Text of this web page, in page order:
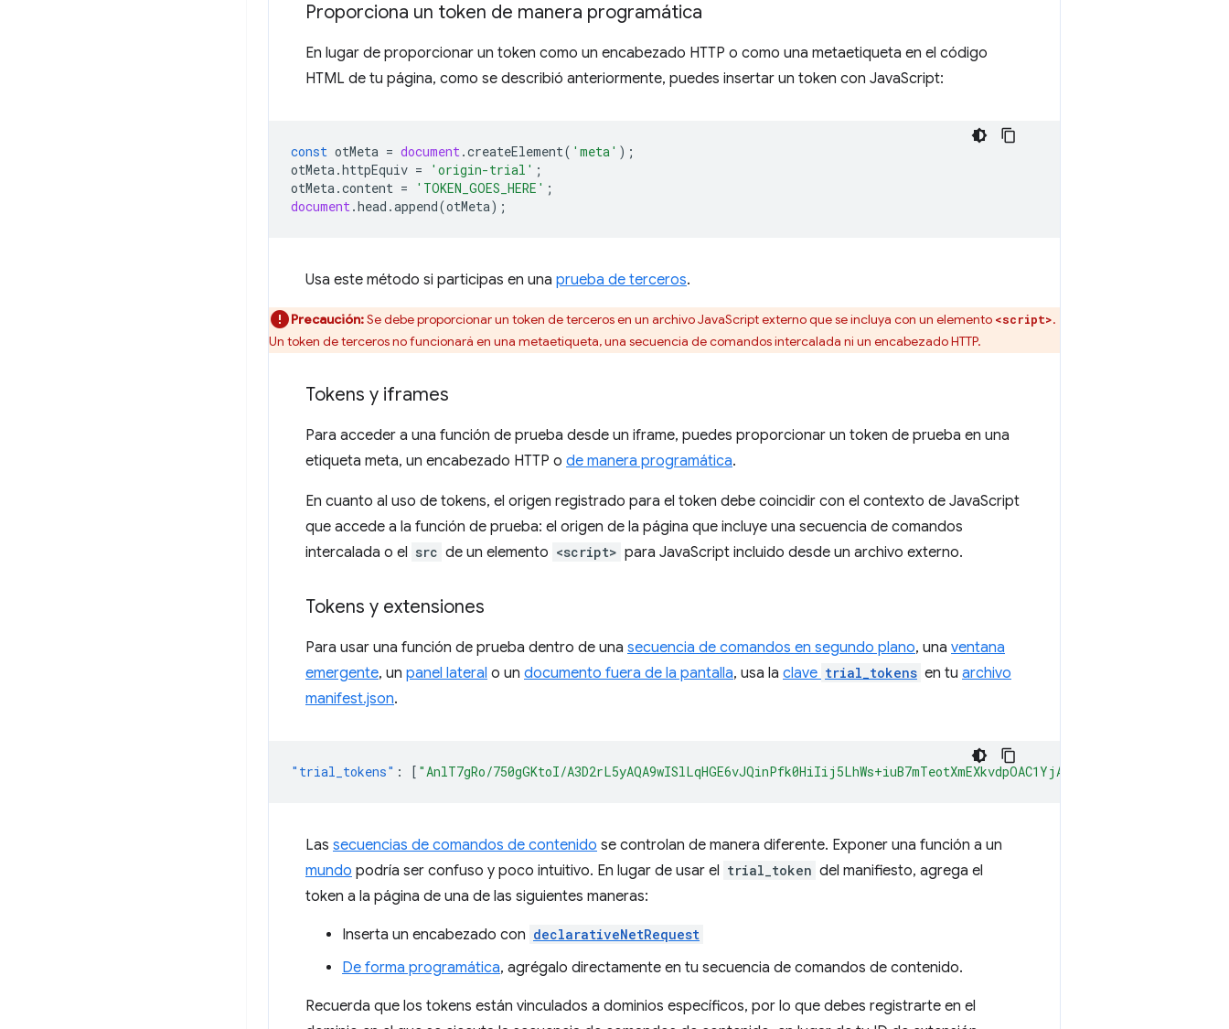
Proporciona un token de manera programática
En lugar de proporcionar un token como un encabezado HTTP o como una metaetiqueta en el código
HTML de tu página, como se describió anteriormente, puedes insertar un token con JavaScript:
const otMeta = document.createElement( 'meta' );
otMeta.httpEquiv = 'origin-trial' ;
otMeta.content = 'TOKEN_GOES_HERE' ;
document.head .append(otMeta);
Usa este método si participas en una prueba de terceros.
Precaución:Se debe proporcionar un token de terceros en un archivo JavaScript externo que se incluya con un elemento <script>.
Un token de terceros no funcionará en una metaetiqueta, una secuencia de comandos intercalada ni un encabezado HTTP.
Tokens y iframes
Para acceder a una función de prueba desde un iframe, puedes proporcionar un token de prueba en una
etiqueta meta, un encabezado HTTP o de manera programática.
En cuanto al uso de tokens, el origen registrado para el token debe coincidir con el contexto de JavaScript
que accede a la función de prueba: el origen de la página que incluye una secuencia de comandos
intercalada o el src de un elemento <script> para JavaScript incluido desde un archivo externo.
Tokens y extensiones
Para usar una función de prueba dentro de una secuencia de comandos en segundo plano, una ventana
emergente, un panel lateral o un documento fuera de la pantalla, usa la clave trial_tokens en tu archivo
manifest.json.
"trial_tokens" : [ "AnlT7gRo/750gGKtoI/
Las secuencias de comandos de contenido se controlan de manera diferente. Exponer una función a un
mundo podría ser confuso y poco intuitivo. En lugar de usar el trial_token del manifiesto, agrega el
token a la página de una de las siguientes maneras:
Inserta un encabezado con declarativeNetRequest
De forma programática, agrégalo directamente en tu secuencia de comandos de contenido.
Recuerda que los tokens están vinculados a dominios específicos, por lo que debes registrarte en el